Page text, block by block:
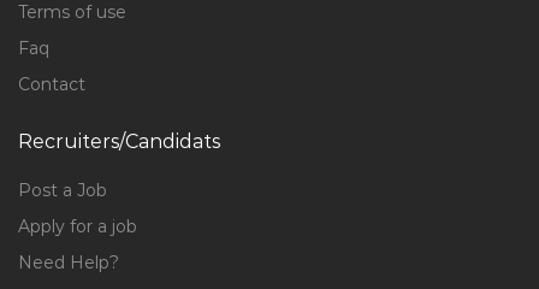
Terms of use
Faq
Contact
Recruiters/Candidats
Post a Job
Apply for a job
Need Help?